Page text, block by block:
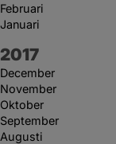
Februari
Januari
År:
2017
December
November
Oktober
September
Augusti